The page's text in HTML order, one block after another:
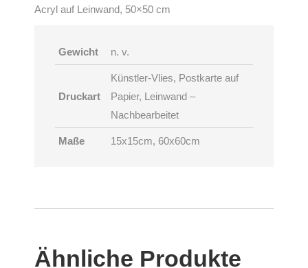
Acryl auf Leinwand, 50×50 cm
Gewicht n. v.
Druckart
Künstler-Vlies, Postkarte auf
Papier, Leinwand –
Nachbearbeitet
Maße 15x15cm, 60x60cm
Ähnliche Produkte